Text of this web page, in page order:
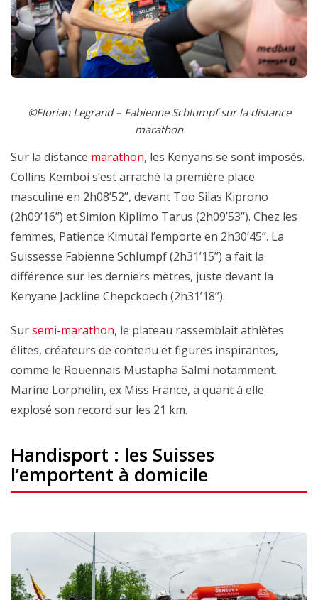
©Florian Legrand – Fabienne Schlumpf sur la distance
marathon
Sur la distance marathon, les Kenyans se sont imposés.
Collins Kemboi s’est arraché la première place
masculine en 2h08’52’’, devant Too Silas Kiprono
(2h09’16’’) et Simion Kiplimo Tarus (2h09’53’’). Chez les
femmes, Patience Kimutai l’emporte en 2h30’45’’. La
Suissesse Fabienne Schlumpf (2h31’15’’) a fait la
différence sur les derniers mètres, juste devant la
Kenyane Jackline Chepckoech (2h31’18’’).
Sursemi-marathon, le plateau rassemblait athlètes
élites, créateurs de contenu et figures inspirantes,
comme le Rouennais Mustapha Salmi notamment.
Marine Lorphelin, ex Miss France, a quant à elle
explosé son record sur les 21 km.
Handisport : les Suisses
l’emportent à domicile